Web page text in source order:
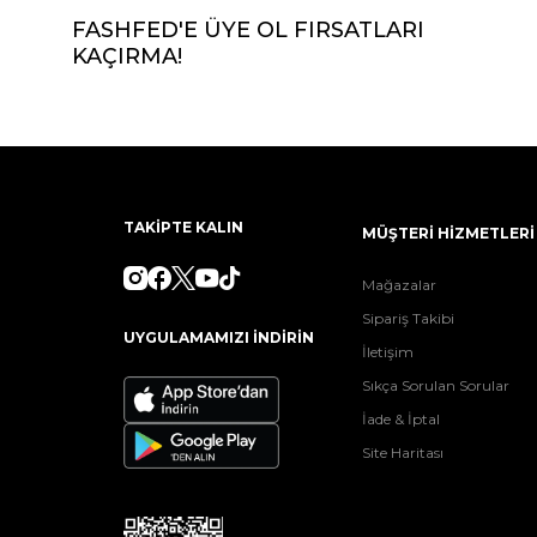
FASHFED'E ÜYE OL FIRSATLARI
KAÇIRMA!
TAKİPTE KALIN
UYGULAMAMIZI İNDİRİN
MÜŞTERİ HİZMETLERİ
Mağazalar
Sipariş Takibi
İletişim
Sıkça Sorulan Sorular
İade & İptal
Site Haritası